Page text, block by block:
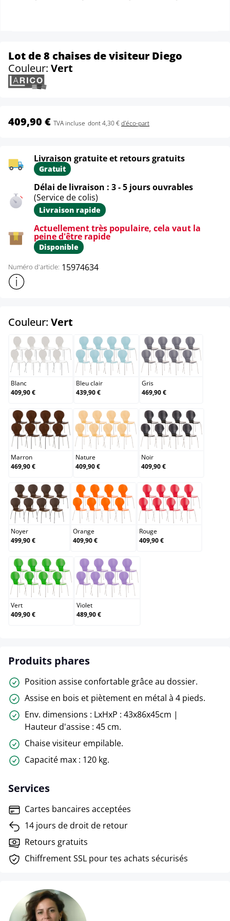
Lot de 8 chaises de visiteur Diego
Couleur: Vert
409,90 € TVA incluse dont 4,30 €d'éco-part
Livraison gratuite et retours gratuits
Gratuit
Délai de livraison : 3 - 5 jours ouvrables
(Service de colis)
Livraison rapide
Actuellement très populaire, cela vaut la
peine d'être rapide
Disponible
Numéro d'article: 15974634
Afficher plus d'informations sur le produit
Couleur: Vert
Blanc
Blanc
409,90 €
Bleu clair
Bleu clair
439,90 €
Gris
Gris
469,90 €
Marron
Marron
469,90 €
Nature
Nature
409,90 €
Noir
Noir
409,90 €
Noyer
Noyer
499,90 €
Orange
Orange
409,90 €
Rouge
Rouge
409,90 €
Vert
Vert
409,90 €
Violet
Violet
489,90 €
Produits phares
Position assise confortable grâce au dossier.
Assise en bois et piètement en métal à 4 pieds.
Env. dimensions : LxHxP : 43x86x45cm |
Hauteur d'assise : 45 cm.
Chaise visiteur empilable.
Capacité max : 120 kg.
Services
Cartes bancaires acceptées
14 jours de droit de retour
Retours gratuits
Chiffrement SSL pour tes achats sécurisés